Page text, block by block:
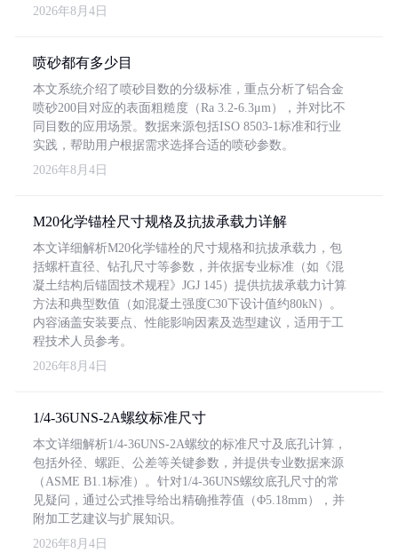
2026年8月4日
喷砂都有多少目
本文系统介绍了喷砂目数的分级标准，重点分析了铝合金
喷砂200目对应的表面粗糙度（Ra 3.2-6.3μm），并对比不
同目数的应用场景。数据来源包括ISO 8503-1标准和行业
实践，帮助用户根据需求选择合适的喷砂参数。
2026年8月4日
M20化学锚栓尺寸规格及抗拔承载力详解
本文详细解析M20化学锚栓的尺寸规格和抗拔承载力，包
括螺杆直径、钻孔尺寸等参数，并依据专业标准（如《混
凝土结构后锚固技术规程》JGJ 145）提供抗拔承载力计算
方法和典型数值（如混凝土强度C30下设计值约80kN）。
内容涵盖安装要点、性能影响因素及选型建议，适用于工
程技术人员参考。
2026年8月4日
1/4-36UNS-2A螺纹标准尺寸
本文详细解析1/4-36UNS-2A螺纹的标准尺寸及底孔计算，
包括外径、螺距、公差等关键参数，并提供专业数据来源
（ASME B1.1标准）。针对1/4-36UNS螺纹底孔尺寸的常
见疑问，通过公式推导给出精确推荐值（Φ5.18mm），并
附加工艺建议与扩展知识。
2026年8月4日